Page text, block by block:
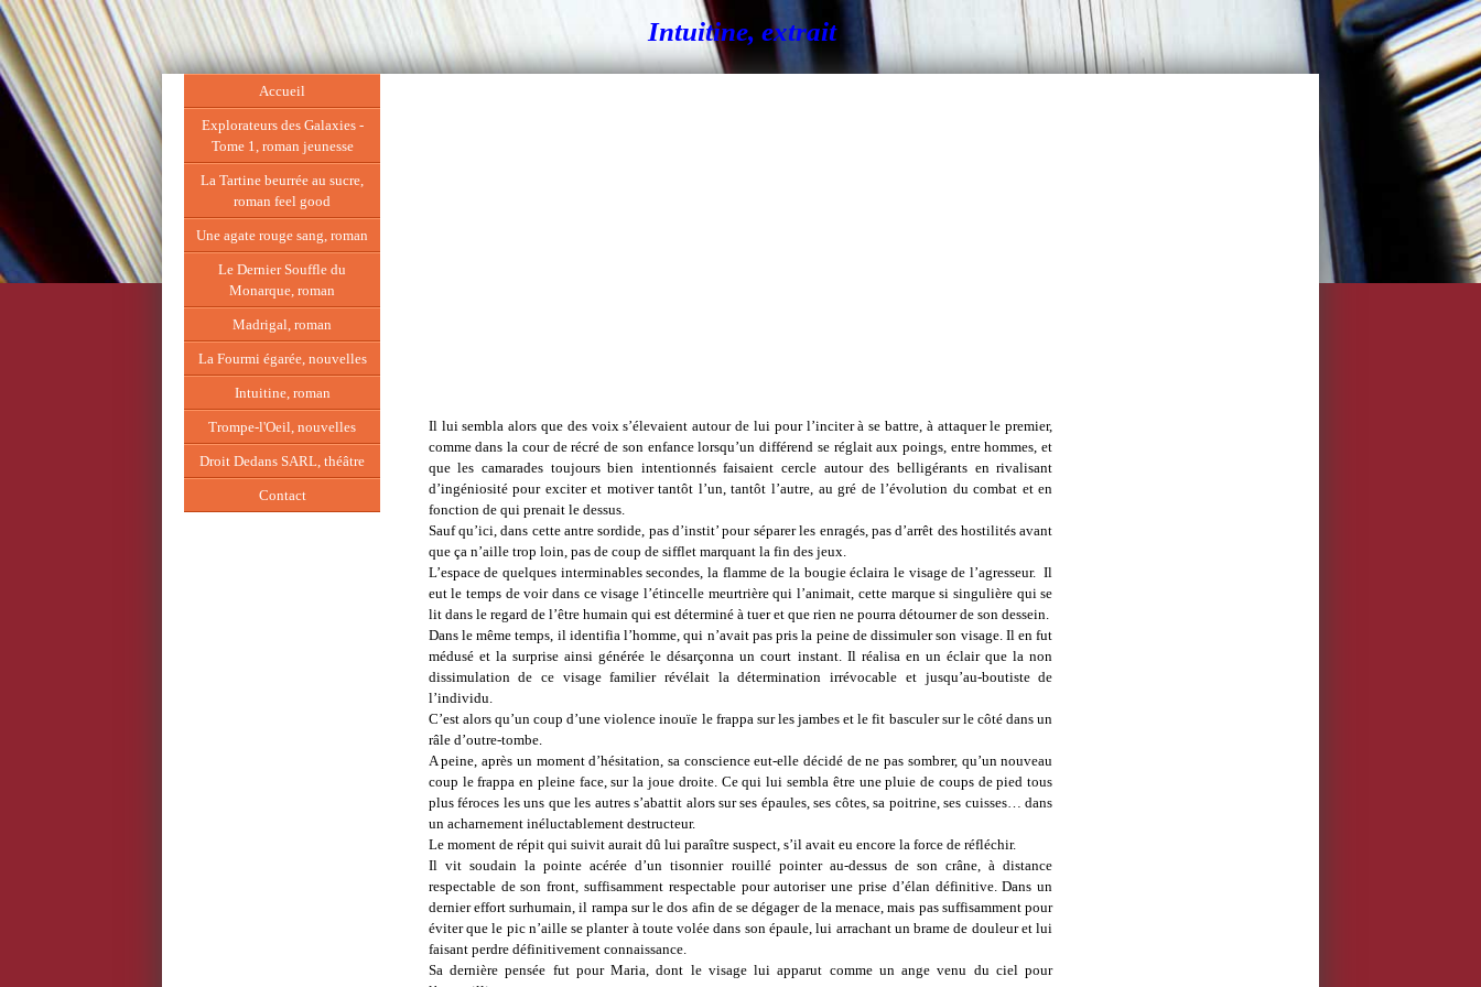
Intuitine, extrait
Accueil
Explorateurs des Galaxies -
Tome 1, roman jeunesse
La Tartine beurrée au sucre,
roman feel good
Une agate rouge sang, roman
Le Dernier Souffle du
Monarque, roman
Madrigal, roman
La Fourmi égarée, nouvelles
Intuitine, roman
Trompe-l'Oeil, nouvelles
Droit Dedans SARL, théâtre
Contact
Il lui sembla alors que des voix s’élevaient autour de lui pour l’inciter à se battre, à attaquer le premier,
comme dans la cour de récré de son enfance lorsqu’un différend se réglait aux poings, entre hommes, et
que les camarades toujours bien intentionnés faisaient cercle autour des belligérants en rivalisant
d’ingéniosité pour exciter et motiver tantôt l’un, tantôt l’autre, au gré de l’évolution du combat et en
fonction de qui prenait le dessus.
Sauf qu’ici, dans cette antre sordide, pas d’instit’ pour séparer les enragés, pas d’arrêt des hostilités avant
que ça n’aille trop loin, pas de coup de sifflet marquant la fin des jeux.
L’espace de quelques interminables secondes, la flamme de la bougie éclaira le visage de l’agresseur. Il
eut le temps de voir dans ce visage l’étincelle meurtrière qui l’animait, cette marque si singulière qui se
lit dans le regard de l’être humain qui est déterminé à tuer et que rien ne pourra détourner de son dessein.
Dans le même temps, il identifia l’homme, qui n’avait pas pris la peine de dissimuler son visage. Il en fut
médusé et la surprise ainsi générée le désarçonna un court instant. Il réalisa en un éclair que la non
dissimulation de ce visage familier révélait la détermination irrévocable et jusqu’au-boutiste de
l’individu.
C’est alors qu’un coup d’une violence inouïe le frappa sur les jambes et le fit basculersur le côté dans un
râle d’outre-tombe.
A peine, après un moment d’hésitation, sa conscience eut-elle décidé de ne pas sombrer, qu’un nouveau
coup le frappa en pleine face, sur la joue droite. Ce qui lui sembla être une pluie de coups de pied tous
plus féroces les uns que les autres s’abattit alors sur ses épaules, ses côtes, sa poitrine, ses cuisses… dans
un acharnement inéluctablement destructeur.
Le moment de répit qui suivit aurait dû lui paraître suspect, s’il avait eu encore la force de réfléchir.
Il vit soudain la pointe acérée d’un tisonnier rouillé pointer au-dessus de son crâne, à distance
respectable de son front, suffisamment respectable pour autoriser une prise d’élan définitive. Dans un
dernier effort surhumain, il rampa sur le dos afin de se dégager de la menace, mais pas suffisamment pour
éviter que le pic n’aille se planter à toute volée dans son épaule, lui arrachant un brame de douleur et lui
faisant perdre définitivement connaissance.
Sa dernière pensée fut pour Maria, dont le visage lui apparut comme un ange venu du ciel pour